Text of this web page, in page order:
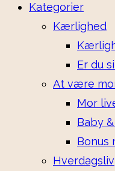
Kategorier
Kærlighed
Er du
At være
Mor
Baby
Bonus
Hverdagsliv